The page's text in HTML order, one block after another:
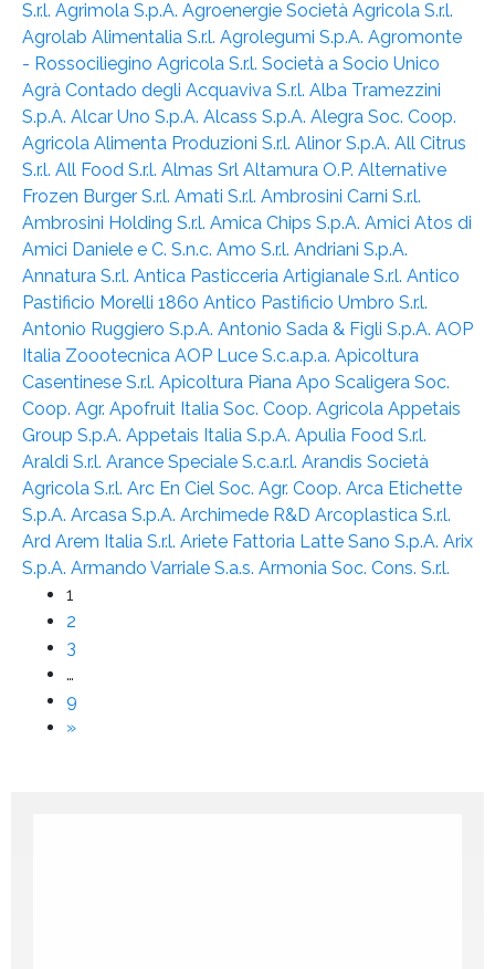
S.r.l. Agrimola S.p.A. Agroenergie Società Agricola S.r.l.
Agrolab Alimentalia S.r.l. Agrolegumi S.p.A. Agromonte
- Rossociliegino Agricola S.r.l. Società a Socio Unico
Agrà Contado degli Acquaviva S.r.l. Alba Tramezzini
S.p.A. Alcar Uno S.p.A. Alcass S.p.A. Alegra Soc. Coop.
Agricola Alimenta Produzioni S.r.l. Alinor S.p.A. All Citrus
S.r.l. All Food S.r.l. Almas Srl Altamura O.P. Alternative
Frozen Burger S.r.l. Amati S.r.l. Ambrosini Carni S.r.l.
Ambrosini Holding S.r.l. Amica Chips S.p.A. Amici Atos di
Amici Daniele e C. S.n.c. Amo S.r.l. Andriani S.p.A.
Annatura S.r.l. Antica Pasticceria Artigianale S.r.l. Antico
Pastificio Morelli 1860 Antico Pastificio Umbro S.r.l.
Antonio Ruggiero S.p.A. Antonio Sada & Figli S.p.A. AOP
Italia Zoootecnica AOP Luce S.c.a.p.a. Apicoltura
Casentinese S.r.l. Apicoltura Piana Apo Scaligera Soc.
Coop. Agr. Apofruit Italia Soc. Coop. Agricola Appetais
Group S.p.A. Appetais Italia S.p.A. Apulia Food S.r.l.
Araldi S.r.l. Arance Speciale S.c.a.r.l. Arandis Società
Agricola S.r.l. Arc En Ciel Soc. Agr. Coop. Arca Etichette
S.p.A. Arcasa S.p.A. Archimede R&D Arcoplastica S.r.l.
Ard Arem Italia S.r.l. Ariete Fattoria Latte Sano S.p.A. Arix
S.p.A. Armando Varriale S.a.s. Armonia Soc. Cons. S.r.l.
1
2
3
…
9
»